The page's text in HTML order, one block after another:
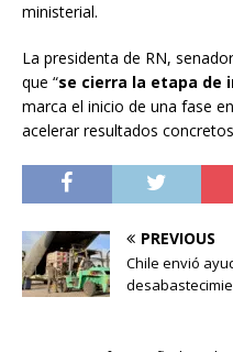
ministerial.
La presidenta de RN,
que “se cierra la etapa de
marca el inicio de una fase
acelerar resultados
PREVIOUS
Chile envió